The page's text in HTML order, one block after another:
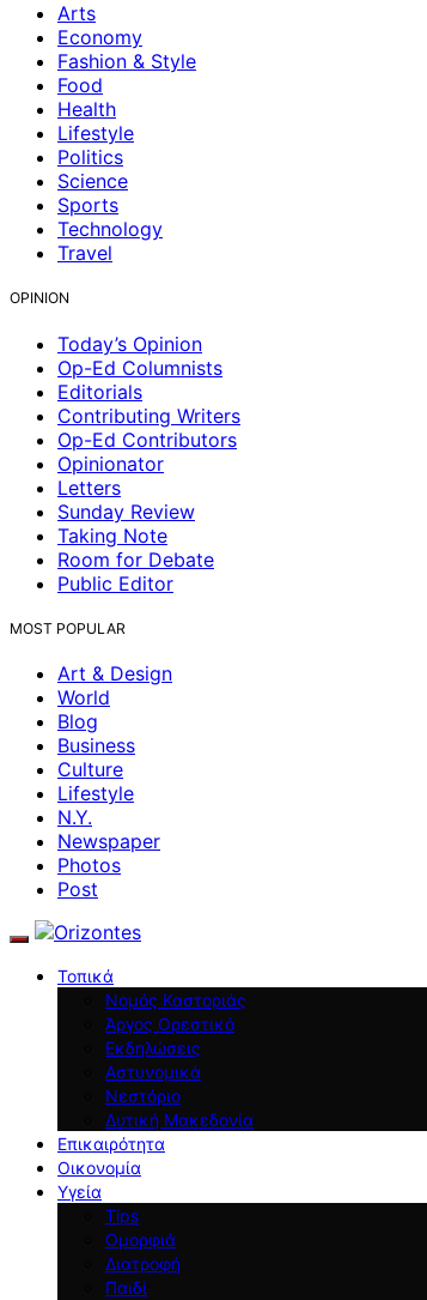
Arts
Economy
Fashion & Style
Food
Health
Lifestyle
Politics
Science
Sports
Technology
Travel
OPINION
Today’s Opinion
Op-Ed Columnists
Editorials
Contributing Writers
Op-Ed Contributors
Opinionator
Letters
Sunday Review
Taking Note
Room for Debate
Public Editor
MOST POPULAR
Art & Design
World
Blog
Business
Culture
Lifestyle
N.Y.
Newspaper
Photos
Post
Τοπικά
Νομός Καστοριάς
Άργος Ορεστικό
Εκδηλώσεις
Αστυνομικά
Νεστόριο
Δυτική Μακεδονία
Επικαιρότητα
Οικονομία
Υγεία
Tips
Ομορφιά
Διατροφή
Παιδί